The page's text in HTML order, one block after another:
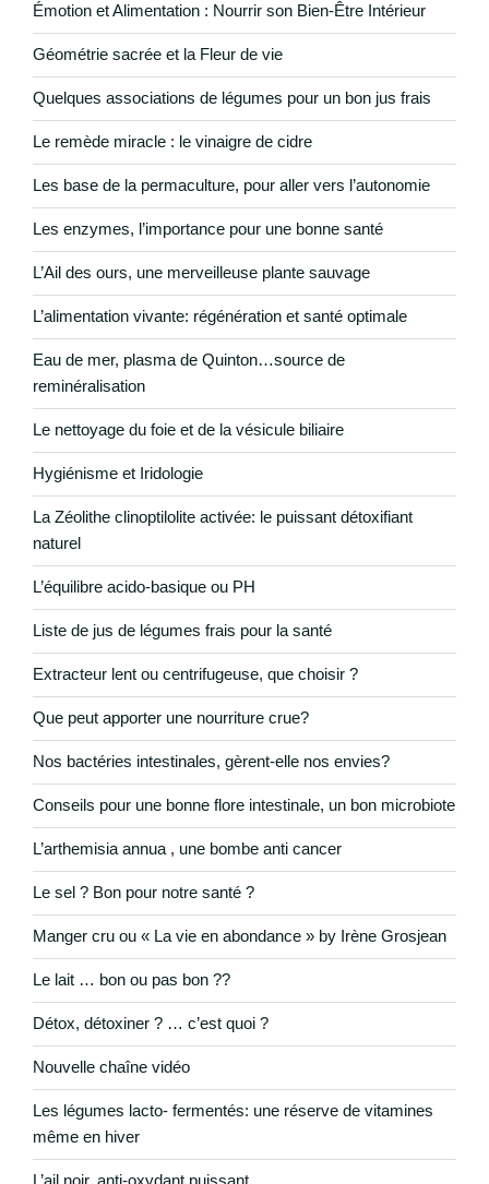
Émotion et Alimentation : Nourrir son Bien-Être Intérieur
Géométrie sacrée et la Fleur de vie
Quelques associations de légumes pour un bon jus frais
Le remède miracle : le vinaigre de cidre
Les base de la permaculture, pour aller vers l’autonomie
Les enzymes, l’importance pour une bonne santé
L’Ail des ours, une merveilleuse plante sauvage
L’alimentation vivante: régénération et santé optimale
Eau de mer, plasma de Quinton…source de
reminéralisation
Le nettoyage du foie et de la vésicule biliaire
Hygiénisme et Iridologie
La Zéolithe clinoptilolite activée: le puissant détoxifiant
naturel
L’équilibre acido-basique ou PH
Liste de jus de légumes frais pour la santé
Extracteur lent ou centrifugeuse, que choisir ?
Que peut apporter une nourriture crue?
Nos bactéries intestinales, gèrent-elle nos envies?
Conseils pour une bonne flore intestinale, un bon microbiote
L’arthemisia annua , une bombe anti cancer
Le sel ? Bon pour notre santé ?
Manger cru ou « La vie en abondance » by Irène Grosjean
Le lait … bon ou pas bon ??
Détox, détoxiner ? … c’est quoi ?
Nouvelle chaîne vidéo
Les légumes lacto- fermentés: une réserve de vitamines
même en hiver